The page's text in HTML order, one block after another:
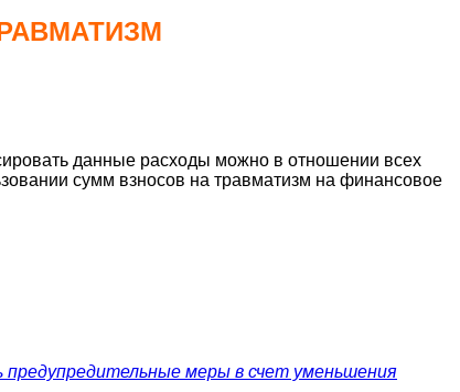
данные расходы можно в отношении всех
сумм взносов на травматизм на финансовое
меры в счет уменьшения